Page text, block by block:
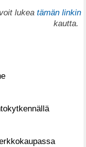
lukea tämän linkin
kautta.